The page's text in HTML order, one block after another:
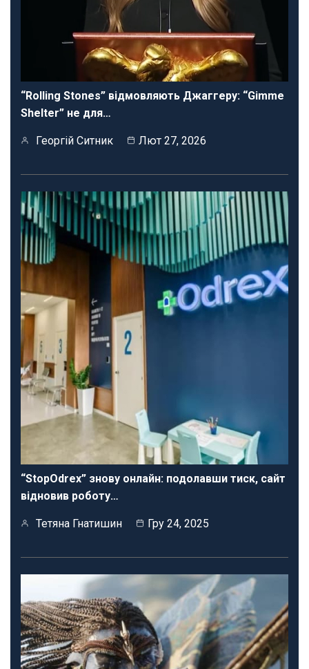
“Rolling Stones” відмовляють Джаггеру: “Gimme
Shelter” не для…
Георгій Ситник Лют 27, 2026
“StopOdrex” знову онлайн: подолавши тиск, сайт
відновив роботу…
Тетяна Гнатишин Гру 24, 2025